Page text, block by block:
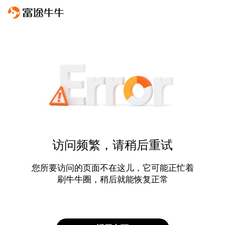
访问频繁，请稍后重试
您所要访问的页面不在这儿，它可能正忙着
刷牛牛圈，稍后就能恢复正常